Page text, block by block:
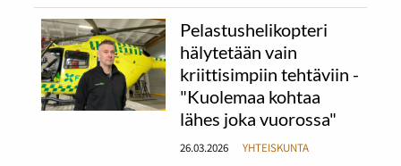
Pelastushelikopteri
hälytetään vain
kriittisimpiin tehtäviin -
"Kuolemaa kohtaa
lähes joka vuorossa"
26.03.2026 YHTEISKUNTA